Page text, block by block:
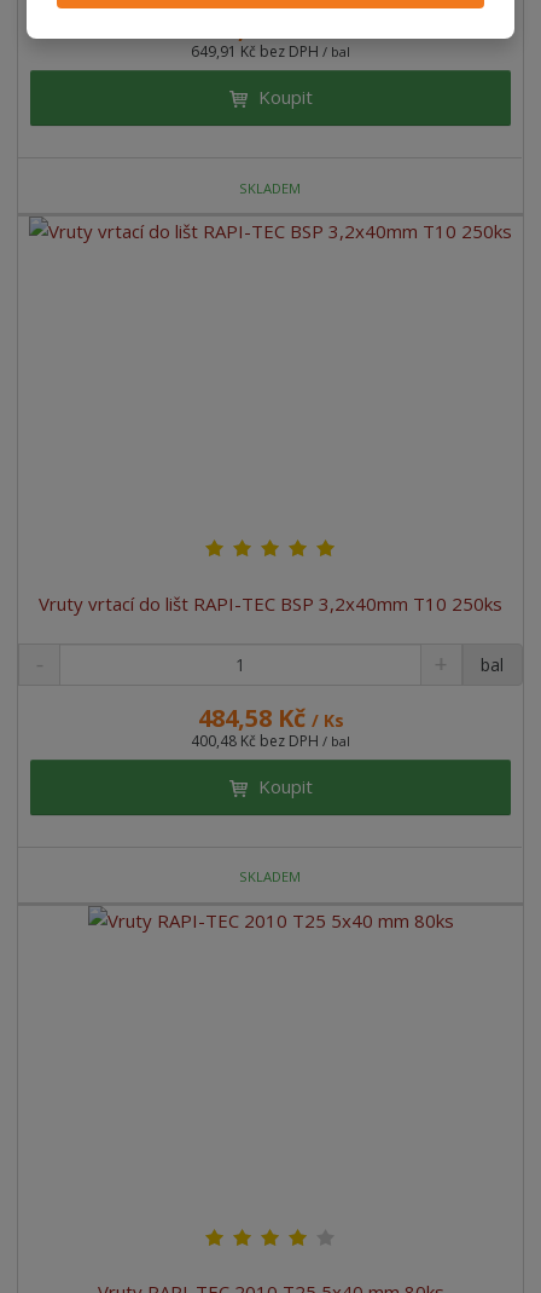
649,91 Kč bez DPH / bal
Koupit
SKLADEM
Vruty vrtací do lišt RAPI-TEC BSP 3,2x40mm T10 250ks
484,58 Kč / Ks
400,48 Kč bez DPH / bal
bal
Koupit
SKLADEM